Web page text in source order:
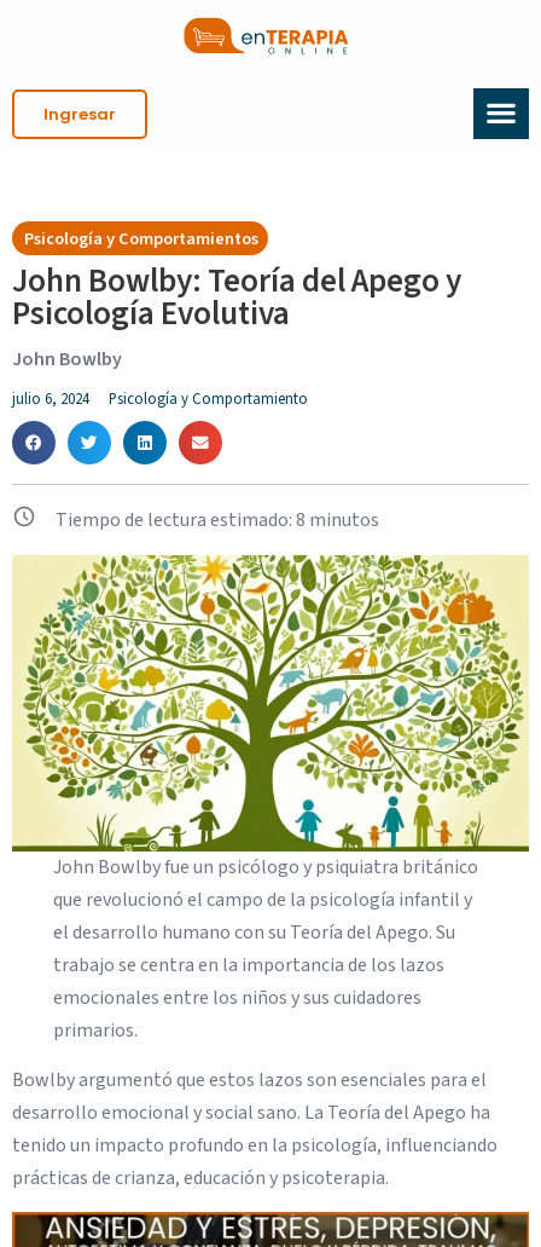
Ingresar
Psicología y Comportamientos
John Bowlby: Teoría del Apego y
Psicología Evolutiva
John Bowlby
julio 6, 2024 Psicología y Comportamiento
Tiempo de lectura estimado:8 minutos
John Bowlby fue un psicólogo y psiquiatra británico
que revolucionó el campo de la psicología infantil y
el desarrollo humano con su Teoría del Apego. Su
trabajo se centra en la importancia de los lazos
emocionales entre los niños y sus cuidadores
primarios.
Bowlby argumentó que estos lazos son esenciales para el
desarrollo emocional y social sano. La Teoría del Apego ha
tenido un impacto profundo en la psicología, influenciando
prácticas de crianza, educación y psicoterapia.